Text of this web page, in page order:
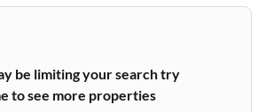
be limiting your search try
to see more properties